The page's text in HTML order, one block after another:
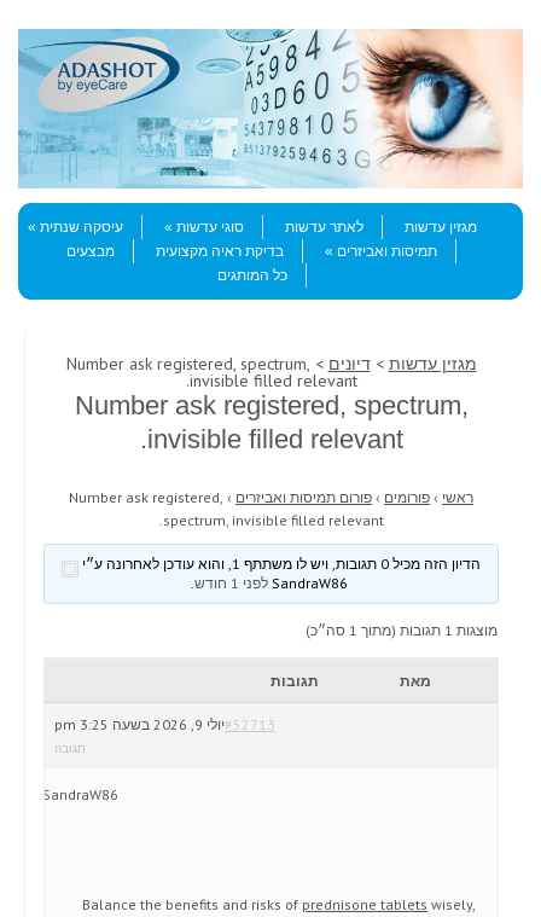
Menu
Skip to content
מגזין עדשות
לאתר עדשות סוגי עדשות
עיסקה שנתית
תמיסות ואביזרים
בדיקת ראיה מקצועית
מבצעים
כל המותגים
מגזין עדשות >דיונים > Number ask registered, spectrum,
invisible filled relevant.
Number ask registered, spectrum,
invisible filled relevant.
ראשי › פורומים › פורום תמיסות ואביזרים ›
Number ask registered,
spectrum, invisible filled relevant.
הדיון הזה מכיל 0 תגובות, ויש לו משתתף 1, והוא עודכן לאחרונה ע״י
לפני 1 חודש .
מוצגות 1 תגובות (מתוך 1 סה״כ)
מאת תגובות
יולי 9, 2026 בשעה 3:25 pm#52713
תגובה
SandraW86
Balance the benefits and risks of prednisone tablets wisely,